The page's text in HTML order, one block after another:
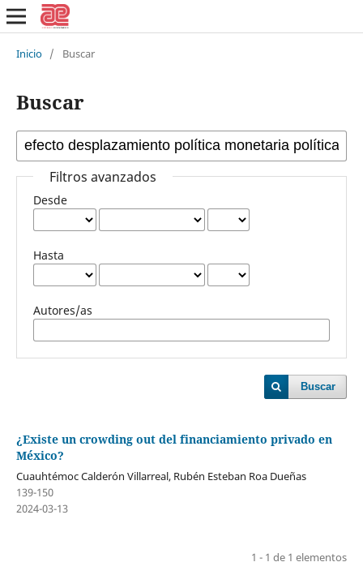
Inicio / Buscar
Buscar
Filtros avanzados
Desde
Hasta
Autores/as
Buscar
¿Existe un crowding out del financiamiento privado en
México?
Cuauhtémoc Calderón Villarreal, Rubén Esteban Roa Dueñas
139-150
2024-03-13
1 - 1 de 1 elementos